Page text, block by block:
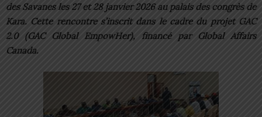
des Savanes les 27 et 28 janvier 2026 au palais des congrès de
Kara. Cette rencontre s’inscrit dans le cadre du projet GAC
2.0 (GAC Global EmpowHer), financé par Global Affairs
Canada.